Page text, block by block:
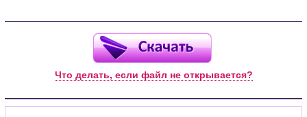
Что делать, если файл не открывается?